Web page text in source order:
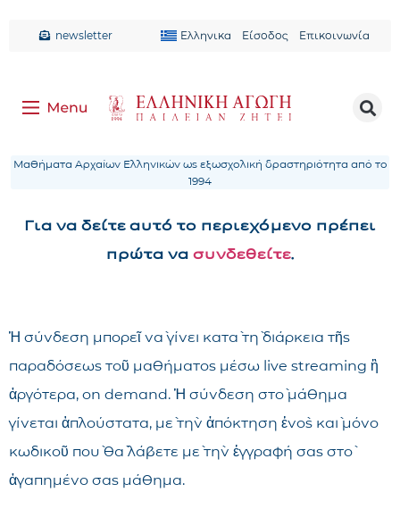
newsletter Ελληνικα Είσοδος Επικοινωνία
Μαθήματα Αρχαίων Ελληνικών ως εξωσχολική δραστηριότητα από το
1994
Για να δείτε αυτό το περιεχόμενο πρέπει
πρώτα να συνδεθείτε.
Ἡ σύνδεση μπορεῖ νὰ γίνει κατὰ τὴ διάρκεια τῆς
παραδόσεως τοῦ μαθήματος μέσω live streaming ἢ
ἀργότερα, on demand. Ἡ σύνδεση στὸ μάθημα
γίνεται ἁπλούστατα, μὲ τὴν ἀπόκτηση ἑνὸς καὶ μόνο
κωδικοῦ ποὺ θὰ λάβετε μὲ τὴν ἐγγραφή σας στὸ
ἀγαπημένο σας μάθημα.